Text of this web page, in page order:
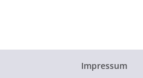
Impressum